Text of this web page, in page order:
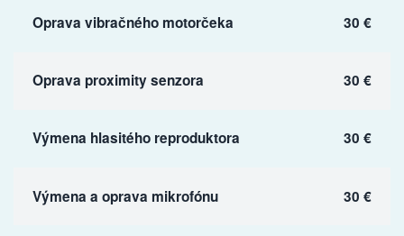
Oprava vibračného motorčeka 30 €
Oprava proximity senzora 30 €
Výmena hlasitého reproduktora 30 €
Výmena a oprava mikrofónu 30 €